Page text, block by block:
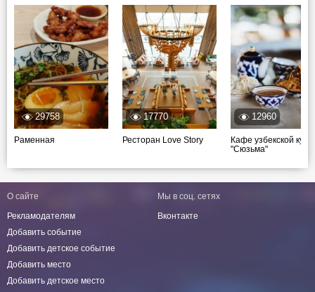
29758
Раменная
17770
Ресторан Love Story
12960
Кафе узбекской
"Сюзьма"
О сайте
Рекламодателям
Добавить событие
Добавить детское событие
Добавить место
Добавить детское место
Мы в соц. сетях
Вконтакте